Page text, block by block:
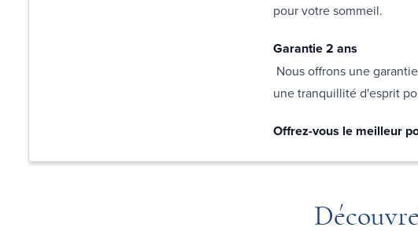
pour votre sommeil.
Garantie 2 ans
Nous offrons une
une tranquillité d'esprit
Offrez-vous le meilleur